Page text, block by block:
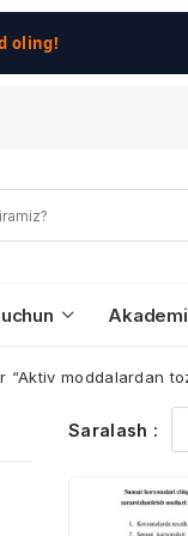
oling!
“Aktiv moddalardan
Saralash :